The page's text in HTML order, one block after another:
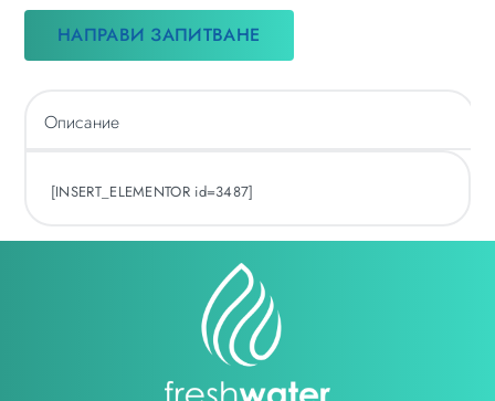
НАПРАВИ ЗАПИТВАНЕ
Описание
[INSERT_ELEMENTOR id=3487]